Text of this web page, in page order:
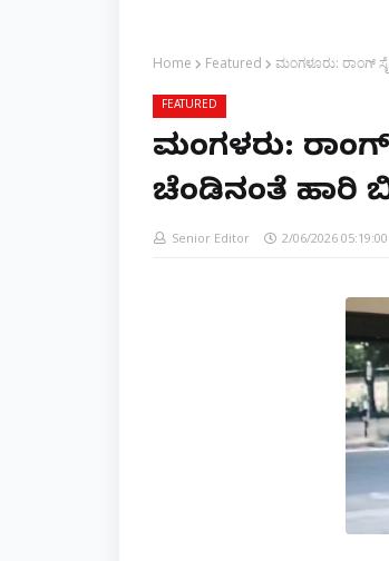
Home Featured ಮಂಗಳೂರು: ರಾಂಗ್
FEATURED
ಮಂಗಳೂರು: ರಾಂಗ್
ಚೆಂಡಿನಂತೆ ಹಾರಿ
Senior Editor 2/06/2026